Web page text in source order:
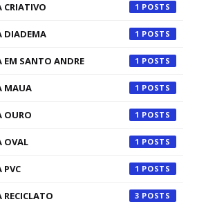
CRIATIVO 1
DIADEMA 1
EM SANTO ANDRE 1
MAUA 1
OURO 1
OVAL 1
PVC 1
RECICLATO 3